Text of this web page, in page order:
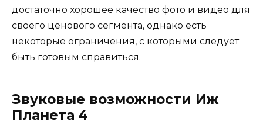
достаточно хорошее качество фото и видео для
своего ценового сегмента, однако есть
некоторые ограничения, с которыми следует
быть готовым справиться.
Звуковые возможности Иж
Планета 4